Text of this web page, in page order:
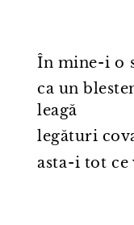
În mine⁠-⁠i o
ca un
leagă
legături
asta⁠-⁠i tot ce